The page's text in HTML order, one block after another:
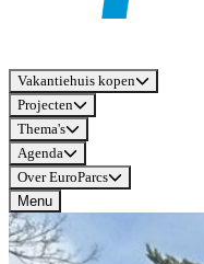
Vakantiehuis kopen
Projecten
Thema's
Agenda
Over EuroParcs
Menu